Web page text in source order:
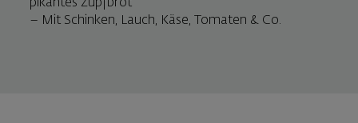
pikantes Zupfbrot
– Mit Schinken, Lauch, Käse, Tomaten & Co.